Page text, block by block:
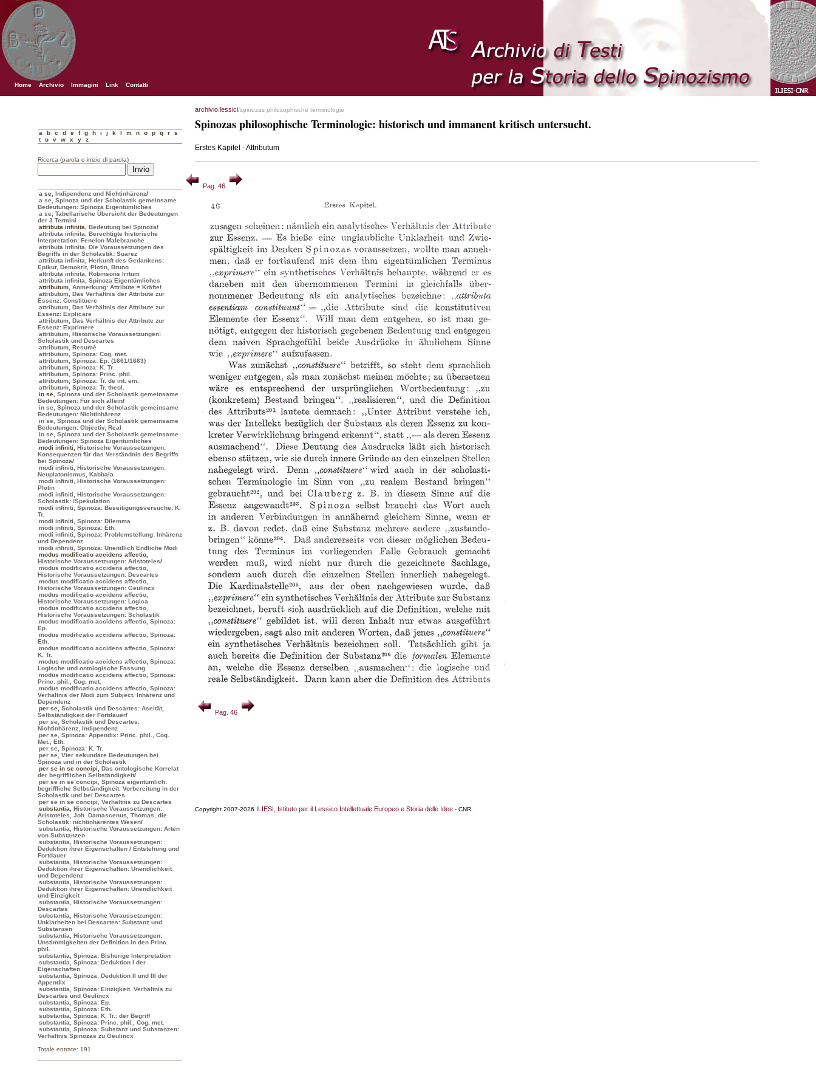
Home Archivio Immagini Link Contatti
a b c d e f g h i j k l m n o p q r
s
t
u v w x y z
Ricerca (parola o inizio di parola)
a se Indipendenz und Nichtinhärenz/
a se, Spinoza und der Scholastik gemeinsame
Bedeutungen: Spinoza Eigentümliches
a se, Tabellarische Übersicht der Bedeutungen
der 3 Termini
attributa infinita
Bedeutung bei Spinoza/
attributa infinita, Berechtigte historische
Interpretation: Fenelon Malebranche
attributa infinita, Die Voraussetzungen des
Begriffs in der Scholastik: Suarez
attributa infinita, Herkunft des Gedankens:
Epikur, Demokrit, Plotin, Bruno
attributa infinita, Robinsons Irrtum
attributa infinita, Spinoza Eigentümliches
attributum Anmerkung: Attribute = Kräfte/
attributum, Das Verhältnis der Attribute zur
Essenz: Constituere
attributum, Das Verhältnis der Attribute zur
Essenz: Explicare
attributum, Das Verhältnis der Attribute zur
Essenz: Exprimere
attributum, Historische Voraussetzungen:
Scholastik und Descartes
attributum, Resumé
attributum, Spinoza: Cog. met.
attributum, Spinoza: Ep. (1661/1663)
attributum, Spinoza: K. Tr.
attributum, Spinoza: Princ. phil.
attributum, Spinoza: Tr. de int. em.
attributum, Spinoza: Tr. theol.
in se Spinoza und der Scholastik gemeinsame
Bedeutungen: Für sich allein/
in se, Spinoza und der Scholastik gemeinsame
Bedeutungen: Nichtinhärenz
in se, Spinoza und der Scholastik gemeinsame
Bedeutungen: Objectiv, Real
in se, Spinoza und der Scholastik gemeinsame
Bedeutungen: Spinoza Eigentümliches
modi infiniti
Historische Voraussetzungen:
Konsequenzen für das Verständnis des Begriffs
bei Spinoza/
modi infiniti, Historische Voraussetzungen:
Neuplatonismus, Kabbala
modi infiniti, Historische Voraussetzungen:
Plotin
modi infiniti, Historische Voraussetzungen:
Scholastik: /Spekulation
modi infiniti, Spinoza: Beseitigungsversuche: K.
Tr.
modi infiniti, Spinoza: Dilemma
modi infiniti, Spinoza: Eth.
modi infiniti, Spinoza: Problemstellung: Inhärenz
und Dependenz
modi infiniti, Spinoza: Unendlich Endliche Modi
modus modificatio accidens affectio
Historische Voraussetzungen: Aristoteles/
modus modificatio accidens affectio,
Historische Voraussetzungen: Descartes
modus modificatio accidens affectio,
Historische Voraussetzungen: Geulincx
modus modificatio accidens affectio,
Historische Voraussetzungen: Logica
modus modificatio accidens affectio,
Historische Voraussetzungen: Scholastik
modus modificatio accidens affectio, Spinoza:
Ep.
modus modificatio accidens affectio, Spinoza:
Eth.
modus modificatio accidens affectio, Spinoza:
K. Tr.
modus modificatio accidens affectio, Spinoza:
Logische und ontologische Fassung
modus modificatio accidens affectio, Spinoza:
Princ. phil., Cog. met.
modus modificatio accidens affectio, Spinoza:
Verhältnis der Modi zum Subject, Inhärenz und
Dependenz
per se Scholastik und Descartes: Aseität,
Selbständigkeit der Fortdauer/
per se, Scholastik und Descartes:
Nichtinhärenz, Indipendenz
per se, Spinoza: Appendix: Princ. phil., Cog.
Met., Eth.
per se, Spinoza: K. Tr.
per se, Vier sekundäre Bedeutungen bei
Spinoza und in der Scholastik
per se in se concipi
Das ontologische Korrelat
der begrifflichen Selbständigkeit/
per se in se concipi, Spinoza eigentümlich:
begriffliche Selbständigkeit. Vorbereitung in der
Scholastik und bei Descartes
per se in se concipi, Verhältnis zu Descartes
substantia
Historische Voraussetzungen:
Aristoteles, Joh. Damascenus, Thomas, die
Scholastik: nichtinhärentes Wesen/
substantia, Historische Voraussetzungen: Arten
von Substanzen
substantia, Historische Voraussetzungen:
Deduktion ihrer Eigenschaften / Entstehung und
Fortdauer
substantia, Historische Voraussetzungen:
Deduktion ihrer Eigenschaften: Unendlichkeit
und Dependenz
substantia, Historische Voraussetzungen:
Deduktion ihrer Eigenschaften: Unendlichkeit
und Einzigkeit
substantia, Historische Voraussetzungen:
Descartes
substantia, Historische Voraussetzungen:
Unklarheiten bei Descartes: Substanz und
Substanzen
substantia, Historische Voraussetzungen:
Unstimmigkeiten der Definition in den Princ.
phil.
substantia, Spinoza: Bisherige Interpretation
substantia, Spinoza: Deduktion I der
Eigenschaften
substantia, Spinoza: Deduktion II und III der
Appendix
substantia, Spinoza: Einzigkeit. Verhältnis zu
Descartes und Geulincx
substantia, Spinoza: Ep.
substantia, Spinoza: Eth.
substantia, Spinoza: K. Tr.: der Begriff
substantia, Spinoza: Princ. phil., Cog. met.
substantia, Spinoza: Substanz und Substanzen:
Verhältnis Spinozas zu Geulincx
Totale entrate: 191
archivio/lessici/spinozas philosophische terminologie
Spinozas philosophische Terminologie: historisch und immanent kritisch untersucht.
Erstes Kapitel - Attributum
Pag. 46
Pag. 46
Copyright 2007-2026 ILIESI, Istituto per il Lessico Intellettuale Europeo e Storia delle Idee - CNR.